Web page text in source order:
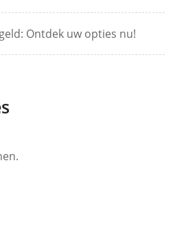
Ontdek uw opties nu!